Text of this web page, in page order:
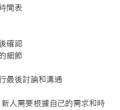
間表
確認
細節
最後討論和溝通
人需要根據自己的需求和時